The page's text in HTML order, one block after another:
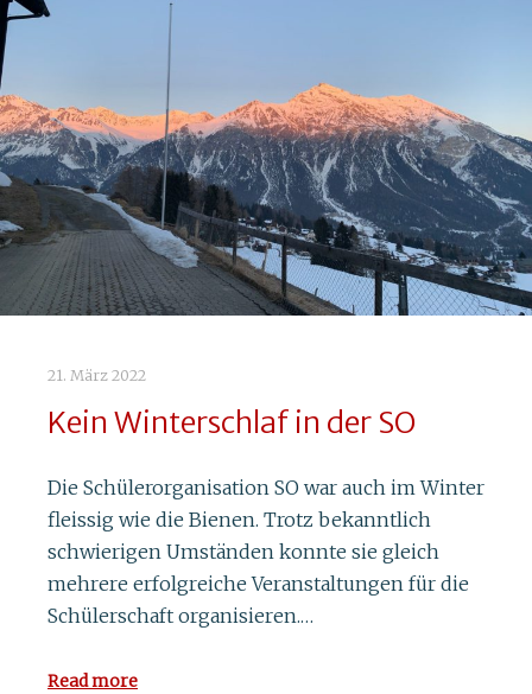
21. März 2022
Kein Winterschlaf in der SO
Die Schülerorganisation SO war auch im Winter
fleissig wie die Bienen. Trotz bekanntlich
schwierigen Umständen konnte sie gleich
mehrere erfolgreiche Veranstaltungen für die
Schülerschaft organisieren.…
Read more